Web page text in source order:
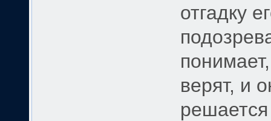
отгадку
верят, и